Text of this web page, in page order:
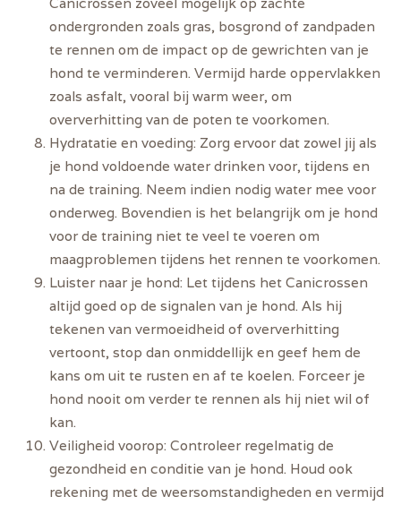
ondergronden zoals gras, bosgrond of zandpaden
te rennen om de impact op de gewrichten van je
hond te verminderen. Vermijd harde oppervlakken
zoals asfalt, vooral bij warm weer, om
oververhitting van de poten te voorkomen.
Hydratatie en voeding: Zorg ervoor dat zowel jij als
je hond voldoende water drinken voor, tijdens en
na de training. Neem indien nodig water mee voor
onderweg. Bovendien is het belangrijk om je hond
voor de training niet te veel te voeren om
maagproblemen tijdens het rennen te voorkomen.
Luister naar je hond: Let tijdens het Canicrossen
altijd goed op de signalen van je hond. Als hij
tekenen van vermoeidheid of oververhitting
vertoont, stop dan onmiddellijk en geef hem de
kans om uit te rusten en af te koelen. Forceer je
hond nooit om verder te rennen als hij niet wil of
kan.
Veiligheid voorop: Controleer regelmatig de
gezondheid en conditie van je hond. Houd ook
rekening met de weersomstandigheden en vermijd